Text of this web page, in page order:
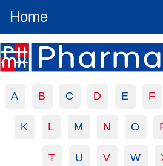
Home
A B C D E F
K L M N O
T U V W